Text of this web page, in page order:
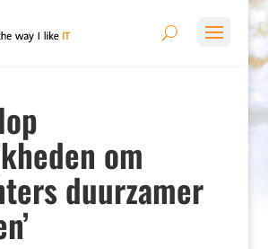
om
duurzamer